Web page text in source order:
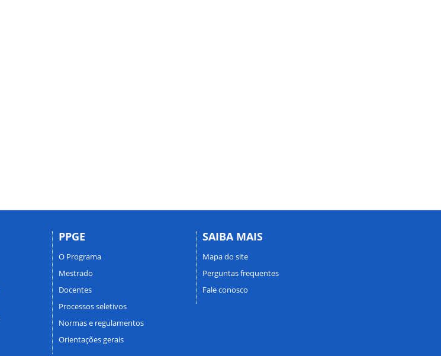
PPGE
O Programa
Mestrado
Docentes
Processos seletivos
Normas e regulamentos
Orientações gerais
SAIBA MAIS
Mapa do site
Perguntas frequentes
Fale conosco